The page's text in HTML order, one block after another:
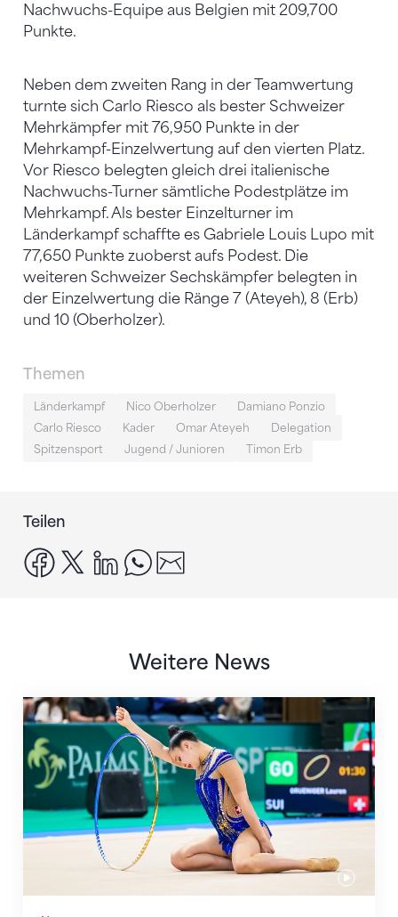
Nachwuchs-Equipe aus Belgien mit 209,700
Punkte.
Neben dem zweiten Rang in der Teamwertung
turnte sich Carlo Riesco als bester Schweizer
Mehrkämpfer mit 76,950 Punkte in der
Mehrkampf-Einzelwertung auf den vierten Platz.
Vor Riesco belegten gleich drei italienische
Nachwuchs-Turner sämtliche Podestplätze im
Mehrkampf. Als bester Einzelturner im
Länderkampf schaffte es Gabriele Louis Lupo mit
77,650 Punkte zuoberst aufs Podest. Die
weiteren Schweizer Sechskämpfer belegten in
der Einzelwertung die Ränge 7 (Ateyeh), 8 (Erb)
und 10 (Oberholzer).
Themen
Länderkampf Nico Oberholzer
Damiano Ponzio
Carlo Riesco
Kader Omar Ateyeh
Delegation
Spitzensport
Jugend / Junioren Timon Erb
Teilen
facebook
x linkedinwhatsapp
Weitere News
Nächster Halt: Weltmeisterschaft